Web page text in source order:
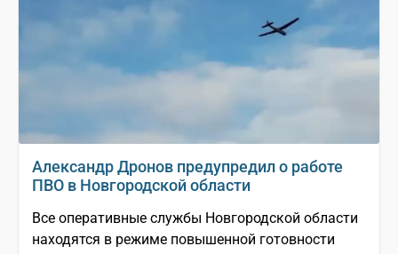
Александр Дронов предупредил о работе
ПВО в Новгородской области
Все оперативные службы Новгородской области
находятся в режиме повышенной готовности